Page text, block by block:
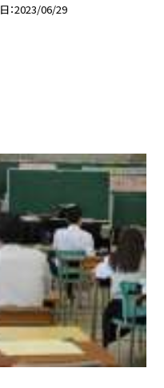
2023/06/29